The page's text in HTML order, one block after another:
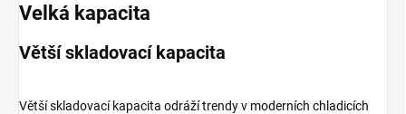
Velká kapacita
Větší skladovací kapacita
Větší skladovací kapacita odráží trendy v moderních chladicích